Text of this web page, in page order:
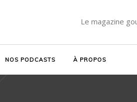
Le magazine
NOS PODCASTS À PROPOS